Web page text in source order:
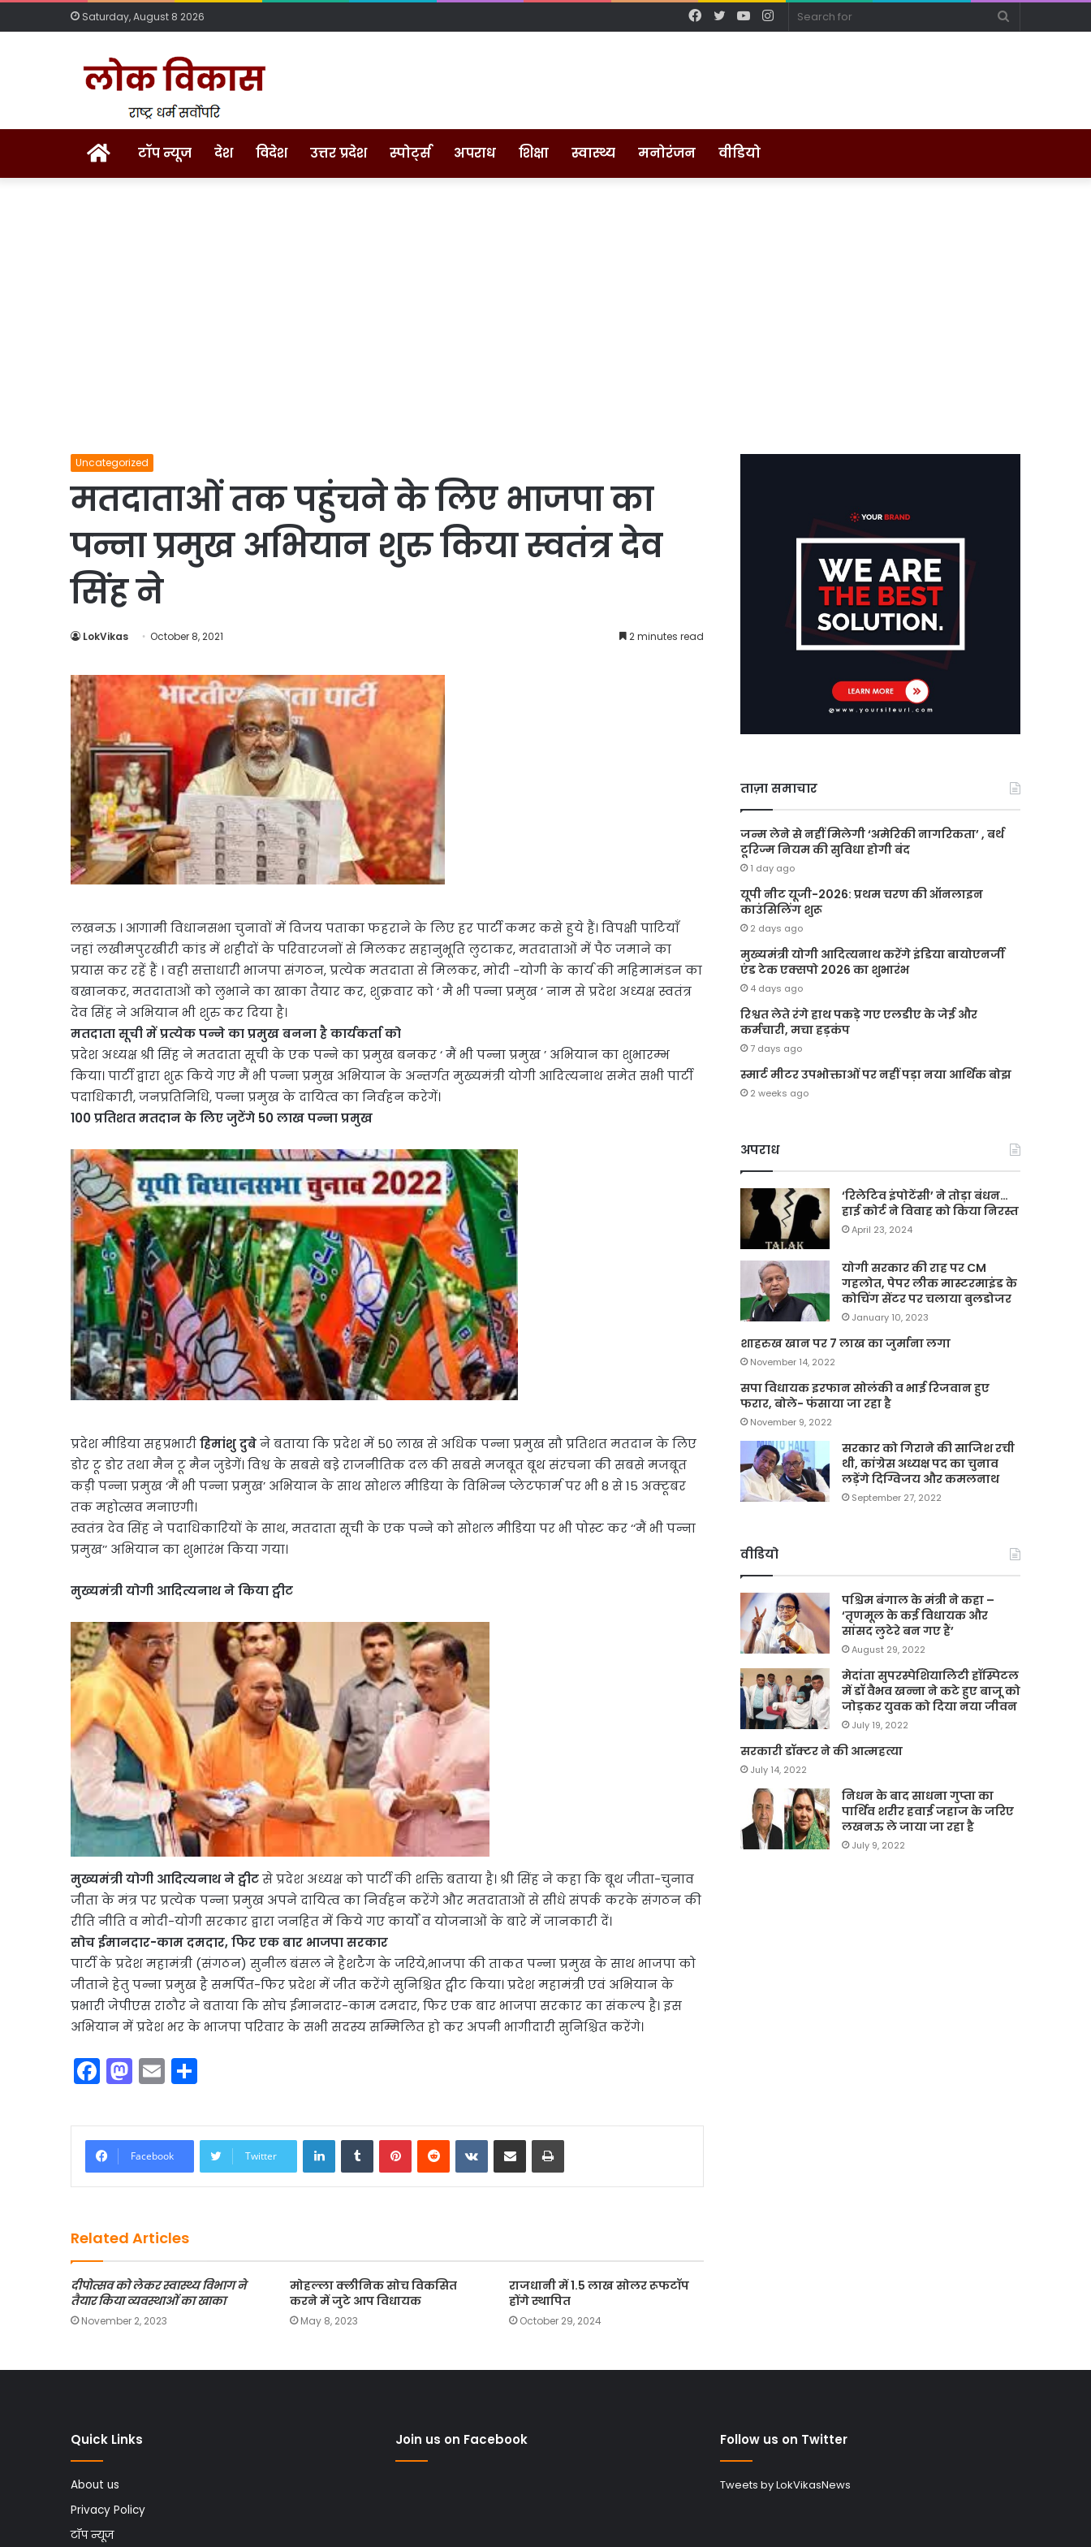
Saturday, August 8 2026 Instagram
YouTube
Twitter
Facebook
Homeटॉप न्यूज देश विदेश उत्तर प्रदेश स्पोर्ट्स अपराध शिक्षा स्वास्थ्य मनोरंजन वीडियो
Uncategorized
मतदाताओं तक पहुंचने के लिए भाजपा का
पन्ना प्रमुख अभियान शुरु किया स्वतंत्र देव
सिंह ने
LokVikas October 8, 2021 2 minutes read
लखनऊ । आगामी विधानसभा चुनावों में विजय पताका फहराने के लिए हर पार्टी कमर कसे हुये हैं। विपक्षी पाटियाँ
जहां लखीमपुरखीरी कांड में शहीदों के परिवारजनों से मिलकर सहानुभूति लुटाकर, मतदाताओं में पैठ जमाने का
प्रयास कर रहें हैं । वही सत्ताधारी भाजपा संगठन, प्रत्येक मतदाता से मिलकर, मोदी -योगी के कार्य की महिमामंडन का
बखानकर, मतदाताओं को लुभाने का खाका तैयार कर, शुक्रवार को ‘ मै भी पन्ना प्रमुख ’ नाम से प्रदेश अध्यक्ष स्वतंत्र
देव सिंह ने अभियान भी शुरु कर दिया है।
मतदाता सूची में प्रत्येक पन्ने का प्रमुख बनना है कार्यकर्ता को
प्रदेश अध्यक्ष श्री सिंह ने मतदाता सूची के एक पन्ने का प्रमुख बनकर ‘ मैं भी पन्ना प्रमुख ’ अभियान का शुभारम्भ
किया। पार्टी द्वारा शुरू किये गए मैं भी पन्ना प्रमुख अभियान के अन्तर्गत मुख्यमंत्री योगी आदित्यनाथ समेत सभी पार्टी
पदाधिकारी, जनप्रतिनिधि, पन्ना प्रमुख के दायित्व का निर्वहन करेगें।
100 प्रतिशत मतदान के लिए जुटेंगे 50 लाख पन्ना प्रमुख
प्रदेश मीडिया सहप्रभारीहिमांशु दुबेने बताया कि प्रदेश में 50 लाख से अधिक पन्ना प्रमुख सौ प्रतिशत मतदान के लिए
डोर टू डोर तथा मैन टू मैन जुडेगें। विश्व के सबसे बडे़ राजनीतिक दल की सबसे मजबूत बूथ संरचना की सबसे मजबूत
कड़ी पन्ना प्रमुख ‘मैं भी पन्ना प्रमुख’ अभियान के साथ सोशल मीडिया के विभिन्न प्लेटफार्म पर भी 8 से 15 अक्टूबर
तक महोत्सव मनाएगी।
स्वतंत्र देव सिंह ने पदाधिकारियों के साथ, मतदाता सूची के एक पन्ने को सोशल मीडिया पर भी पोस्ट कर ‘‘मैं भी पन्ना
प्रमुख’’ अभियान का शुभारंभ किया गया।
मुख्यमंत्री योगी आदित्यनाथ ने कियाट्वीट
मुख्यमंत्री योगी आदित्यनाथ ने ट्वीटसे प्रदेश अध्यक्ष को पार्टी की शक्ति बताया है। श्री सिंह ने कहा कि बूथ जीता-चुनाव
जीता के मंत्र पर प्रत्येक पन्ना प्रमुख अपने दायित्व का निर्वहन करेंगे और मतदाताओं से सीधे संपर्क करके संगठन की
रीति नीति व मोदी-योगी सरकार द्वारा जनहित में किये गए कार्यों व योजनाओं के बारे में जानकारी दें।
सोच ईमानदार-काम दमदार, फिर एक बार भाजपा सरकार
पार्टी के प्रदेश महामंत्री (संगठन) सुनील बंसल ने हैशटैग के जरिये,भाजपा की ताकत पन्ना प्रमुख के साथ भाजपा को
जीताने हेतु पन्ना प्रमुख है समर्पित-फिर प्रदेश में जीत करेंगे सुनिश्चित ट्वीट किया। प्रदेश महामंत्री एवं अभियान के
प्रभारी जेपीएस राठौर ने बताया कि सोच ईमानदार-काम दमदार, फिर एक बार भाजपा सरकार का संकल्प है। इस
अभियान में प्रदेश भर के भाजपा परिवार के सभी सदस्य सम्मिलित हो कर अपनी भागीदारी सुनिश्चित करेंगे।
F
a
c
e
b
o
k
M
a
st
o
d
n
E
m
ai
l
ar
e
Facebook Twitter
LinkedInTumblrPinterestReddit VKontakte
Share via Email Print
Related Articles
दीपोत्सव को लेकर स्वास्थ्य विभाग ने
तैयार किया व्यवस्थाओं का खाका
November 2, 2023
मोहल्ला क्लीनिक सोच विकसित
करने में जुटे आप विधायक
May 8, 2023
राजधानी में 1.5 लाख सोलर रूफटॉप
होंगे स्थापित
October 29, 2024
ताज़ा समाचार
जन्म लेने से नहीं मिलेगी ‘अमेरिकी नागरिकता’ , बर्थ
टूरिज्म नियम की सुविधा होगी बंद
1 day ago
यूपी नीट यूजी-2026: प्रथम चरण की ऑनलाइन
काउंसिलिंग शुरू
2 days ago
मुख्यमंत्री योगी आदित्यनाथ करेंगे इंडिया बायोएनर्जी
एंड टेक एक्सपो 2026 का शुभारंभ
4 days ago
रिश्वत लेते रंगे हाथ पकड़े गए एलडीए के जेई और
कर्मचारी, मचा हड़कंप
7 days ago
स्मार्ट मीटर उपभोक्ताओं पर नहीं पड़ा नया आर्थिक बोझ
2 weeks ago
अपराध
‘रिलेटिव इंपोटेंसी’ ने तोड़ा बंधन…
हाई कोर्ट ने विवाह को किया निरस्त
April 23, 2024
योगी सरकार की राह पर CM
गहलोत, पेपर लीक मास्टरमाइंड के
कोचिंग सेंटर पर चलाया बुलडोजर
January 10, 2023
शाहरुख खान पर 7 लाख का जुर्माना लगा
November 14, 2022
सपा विधायक इरफान सोलंकी व भाई रिजवान हुए
फरार, बोले- फंसाया जा रहा है
November 9, 2022
सरकार को गिराने की साजिश रची
थी, कांग्रेस अध्यक्ष पद का चुनाव
लड़ेंगे दिग्विजय और कमलनाथ
September 27, 2022
वीडियो
पश्चिम बंगाल के मंत्री ने कहा –
‘तृणमूल के कई विधायक और
सांसद लुटेरे बन गए हैं’
August 29, 2022
मेदांता सुपरस्पेशियालिटी हॉस्पिटल
में डॉ वैभव खन्ना ने कटे हुए बाजू को
जोड़कर युवक को दिया नया जीवन
July 19, 2022
सरकारी डॉक्टर ने की आत्महत्या
July 14, 2022
निधन के बाद साधना गुप्ता का
पार्थिव शरीर हवाई जहाज के जरिए
लखनऊ ले जाया जा रहा है
July 9, 2022
Quick Links
About us
Privacy Policy
टॉप न्यूज
Join us on Facebook Follow us on Twitter
Tweets by LokVikasNews